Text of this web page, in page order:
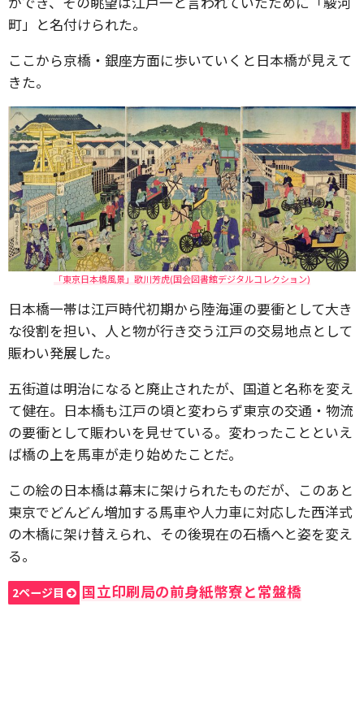
町」と名付けられた。
ここから京橋・銀座方面に歩いていくと日本橋が見えて
きた。
「東京日本橋風景」歌川芳虎(国会図書館デジタルコレクション)
日本橋一帯は江戸時代初期から陸海運の要衝として大き
な役割を担い、人と物が行き交う江戸の交易地点として
賑わい発展した。
五街道は明治になると廃止されたが、国道と名称を変え
て健在。日本橋も江戸の頃と変わらず東京の交通・物流
の要衝として賑わいを見せている。変わったことといえ
ば橋の上を馬車が走り始めたことだ。
この絵の日本橋は幕末に架けられたものだが、このあと
東京でどんどん増加する馬車や人力車に対応した西洋式
の木橋に架け替えられ、その後現在の石橋へと姿を変え
る。
2ページ目 国立印刷局の前身紙幣寮と常盤橋